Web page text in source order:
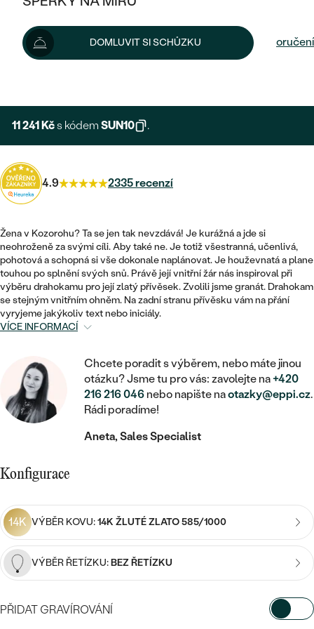
KOMBINOVANÉ ZLATO
DLE STYLU
BEZ KAMENE
VYKROJENÉ
NETRADIČNÍ
TEPANÉ
RUČNĚ RYTÉ
SVATEBNÍ SETY
CENOVĚ DOSTUPNÉ
POSTRANNÍ KAMENY
HALO
VINTAGE
NETRADIČNÍ
SESTAV SI SVŮJ PRSTEN
ZAČÍT S PRSTENEM
ZAČÍT S DIAMANTEM
ZAČÍT S LAB-GROWN DIAMANTEM
ZAČÍT S BAREVNÝM DIAMANTEM
DLE DRAHOKAMU
DIAMANT
LAB-GROWN DIAMANT
MOISSANIT
BAREVNÝ DIAMANT
ČERNÝ DIAMANT
SALT AND PEPPER DIAMANT
VÝPRODEJ
KDYŽ ŠPERKY POMÁHAJÍ
DLE TYPU
PRSTENY
PŘÍVĚSKY
NÁRAMKY
SETY
PÁNSKÉ ŠPERKY
BROŽE
DOPLŇKY
ZLATO
STŘÍBRO
PLATINA
PLATINOVÉ
PECKOVÉ
MINIMALISTICKÉ
SOLITÉR
VE TVARU SRDCE
DĚTSKÉ
PIERCING
DLE KAMENE
S DIAMANTY
S DRAHOKAMY
S PERLAMI
DLE CENY
CENOVĚ DOSTUPNÉ
LUXUSNÍ
ZLATÉ
STŘÍBRNÉ
SOLITÉR
NAROZENÍ DÍTĚTE
PERSONALIZOVANÉ
SE ZNAMENÍM ZVĚROKRUHU
MINIMALISTICKÉ
MEDAILONKY
ŘETÍZKY
VE TVARU SRDCE
SE ZVÍŘATY
DLE DRAHOKAMU
S DIAMANTY
S DRAHOKAMY
S PERLAMI
ŠPERKY SKLADEM
VÝPRODEJ
DLE MATERIÁLU
STŘÍBRNÉ
PLATINOVÉ
DLE STYLU
ETERNITY
MINIMALISTICKÉ
PEČETNÍ
PERSONALIZOVANÉ
S DRAHOKAMY
S PERLAMI
DLE CENY
DOMLUVIT SI SCHŮZKU
12 490 Kč
Šperk vám doručíme do 7 - 10 prac. dní. Možnosti doručení
11 241 Kčs kódem SUN10 .
4.9 2335 recenzí
Žena v Kozorohu? Ta se jen tak nevzdává! Je kurážná a jde si
neohroženě za svými cíli. Aby také ne. Je totiž všestranná, učenlivá,
pohotová a schopná si vše dokonale naplánovat. Je houževnatá a plane
touhou po splnění svých snů. Právě její vnitřní žár nás inspiroval při
výběru drahokamu pro její zlatý přívěsek. Zvolili jsme granát. Drahokam
se stejným vnitřním ohněm. Na zadní stranu přívěsku vám na přání
vyryjeme jakýkoliv text nebo iniciály.
VÍCE INFORMACÍ
Chcete poradit s výběrem, nebo máte jinou
otázku? Jsme tu pro vás: zavolejte na+420
216 216 046 nebo napište naotazky@eppi.cz.
Rádi poradíme!
Aneta, Sales Specialist
Konfigurace
14K VÝBĚR KOVU:14K ŽLUTÉ ZLATO 585/1000
VÝBĚR ŘETÍZKU:BEZ ŘETÍZKU
PŘIDAT GRAVÍROVÁNÍ